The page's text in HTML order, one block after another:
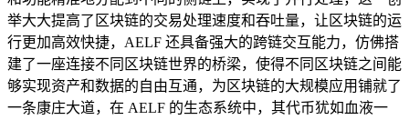
举大大提高了区块链的交易处理速度和吞吐量，让区块链的运
行更加高效快捷，AELF 还具备强大的跨链交互能力，仿佛搭
建了一座连接不同区块链世界的桥梁，使得不同区块链之间能
够实现资产和数据的自由互通，为区块链的大规模应用铺就了
一条康庄大道，在 AELF 的生态系统中，其代币犹如血液一